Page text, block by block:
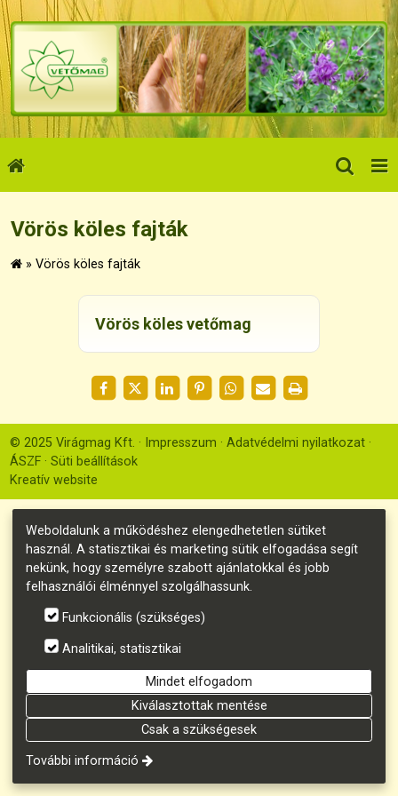
Vörös köles fajták
» Vörös köles fajták
Vörös köles vetőmag
© 2025 Virágmag Kft. Impresszum
Adatvédelmi nyilatkozat
ÁSZF
Süti beállítások
Kreatív website
Weboldalunk a működéshez elengedhetetlen sütiket
használ. A statisztikai és marketing sütik elfogadása segít
nekünk, hogy személyre szabott ajánlatokkal és jobb
felhasználói élménnyel szolgálhassunk.
Funkcionális (szükséges)
Analitikai, statisztikai
Mindet elfogadom
Kiválasztottak mentése
Csak a szükségesek
További információ